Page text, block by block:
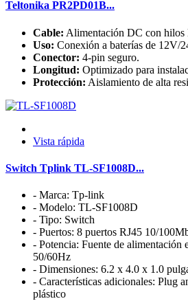
Teltonika PR2PD01B...
Cable: Alimentación DC con hilos
Uso: Conexión a baterías de 12V/
Conector: 4-pin seguro.
Longitud: Optimizado para
Protección: Aislamiento de alta
Vista rápida
Switch Tplink TL-SF1008D...
- Marca: Tp-link
- Modelo: TL-SF1008D
- Tipo: Switch
- Puertos: 8 puertos RJ45 10/
- Potencia: Fuente de alimentación
50/60Hz
- Dimensiones: 6.2 x 4.0 x 1.0
- Características adicionales: Plug
plástico